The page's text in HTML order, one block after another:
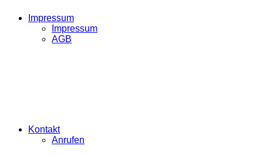
Impressum
Impressum
AGB
Kontakt
Anrufen